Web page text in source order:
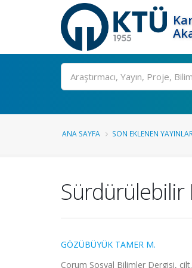
Ara
ANA SAYFA SON EKLENEN YAYINLAR
Sürdürülebilir
GÖZÜBÜYÜK TAMER M.
Çorum Sosyal Bilimler Dergisi,